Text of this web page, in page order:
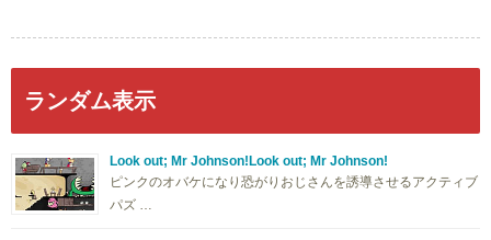
ランダム表示
Look out; Mr Johnson!Look out; Mr Johnson!
ピンクのオバケになり恐がりおじさんを誘導させるアクティブ
パズ …